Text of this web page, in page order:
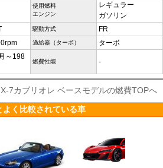
使用燃料
エンジン
レギュラー
ガソリン
駆動方式 FR
過給器（ターボ） ターボ
～198
燃費性能 -
7カブリオレ ベースモデルの燃費TOPへ
く比較されている車